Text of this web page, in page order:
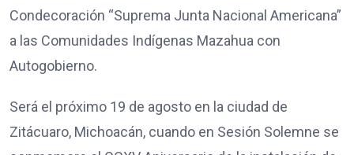
Condecoración “Suprema Junta Nacional Americana”
a las Comunidades Indígenas Mazahua con
Autogobierno.
Será el próximo 19 de agosto en la ciudad de
Zitácuaro, Michoacán, cuando en Sesión Solemne se